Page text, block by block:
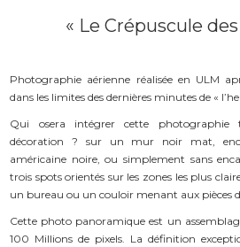
« Le Crépuscule
Photographie aérienne réalisée en ULM
dans les limites des dernières minutes de «
Qui osera intégrer cette photographie
décoration ? sur un mur noir mat,
américaine noire, ou simplement sans
trois spots orientés sur les zones les plus
un bureau ou un couloir menant aux pièces
Cette photo panoramique est un
100 Millions de pixels. La définition